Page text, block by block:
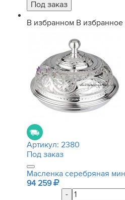
В избранном В избранное
Артикул: 2380
Под заказ
Масленка серебряная
94 259
-